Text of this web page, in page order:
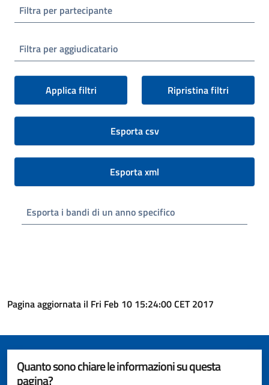
Filtra per partecipante
Filtra per aggiudicatario
Applica filtri Ripristina filtri
Esporta csv
Esporta xml
Esporta i bandi di un anno specifico
Pagina aggiornata il Fri Feb 10 15:24:00 CET 2017
Quanto sono chiare le informazioni su questa
pagina?